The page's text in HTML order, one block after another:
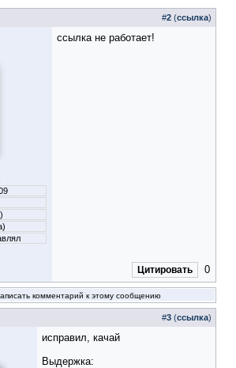
#2 (ссылка)
ссылка не работает!
Цитировать 0
комментарий к этому сообщению
#3 (ссылка)
исправил, качай
Выдержка: